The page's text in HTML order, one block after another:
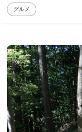
グルメ